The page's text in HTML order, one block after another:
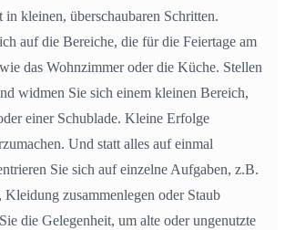
in kleinen, überschaubaren Schritten.
auf die Bereiche, die für die Feiertage am
das Wohnzimmer oder die Küche. Stellen
widmen Sie sich einem kleinen Bereich,
einer Schublade. Kleine Erfolge
Und statt alles auf einmal
Sie sich auf einzelne Aufgaben, z.B.
zusammenlegen oder Staub
die Gelegenheit, um alte oder ungenutzte